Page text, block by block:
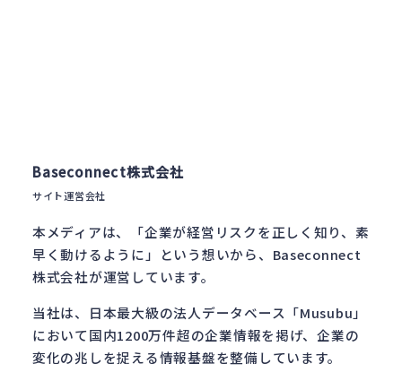
Baseconnect株式会社
サイト運営会社
本メディアは、「企業が経営リスクを正しく知り、素
早く動けるように」という想いから、Baseconnect
株式会社が運営しています。
当社は、日本最大級の法人データベース「Musubu」
において国内1200万件超の企業情報を掲げ、企業の
変化の兆しを捉える情報基盤を整備しています。